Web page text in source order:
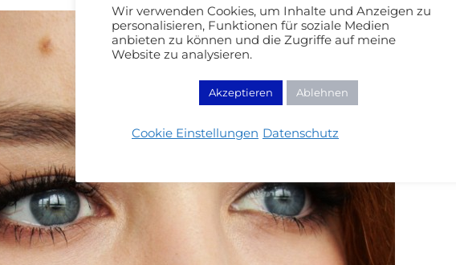
Wir verwenden Cookies, um Inhalte und Anzeigen zu
personalisieren, Funktionen für soziale Medien
anbieten zu können und die Zugriffe auf meine
Website zu analysieren.
Akzeptieren Ablehnen
Cookie Einstellungen Datenschutz